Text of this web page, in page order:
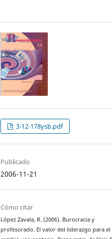
3-12-178ysb.pdf
Publicado
2006-11-21
Cómo citar
López Zavala, R. (2006). Burocracia y
profesorado. El valor del liderazgo para el